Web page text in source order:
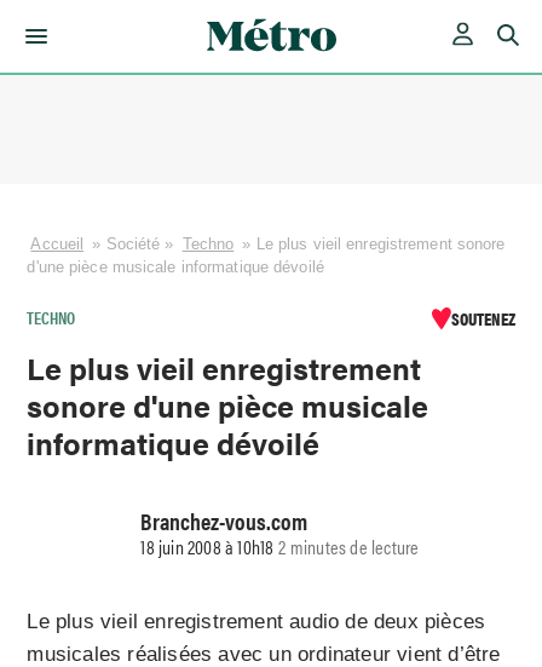
Accueil » Société » Techno » Le plus vieil enregistrement sonore
d'une pièce musicale informatique dévoilé
TECHNO SOUTENEZ
Le plus vieil enregistrement
sonore d'une pièce musicale
informatique dévoilé
Branchez-vous.com
18 juin 2008 à 10h18 2 minutes de lecture
Le plus vieil enregistrement audio de deux pièces
musicales réalisées avec un ordinateur vient d’être